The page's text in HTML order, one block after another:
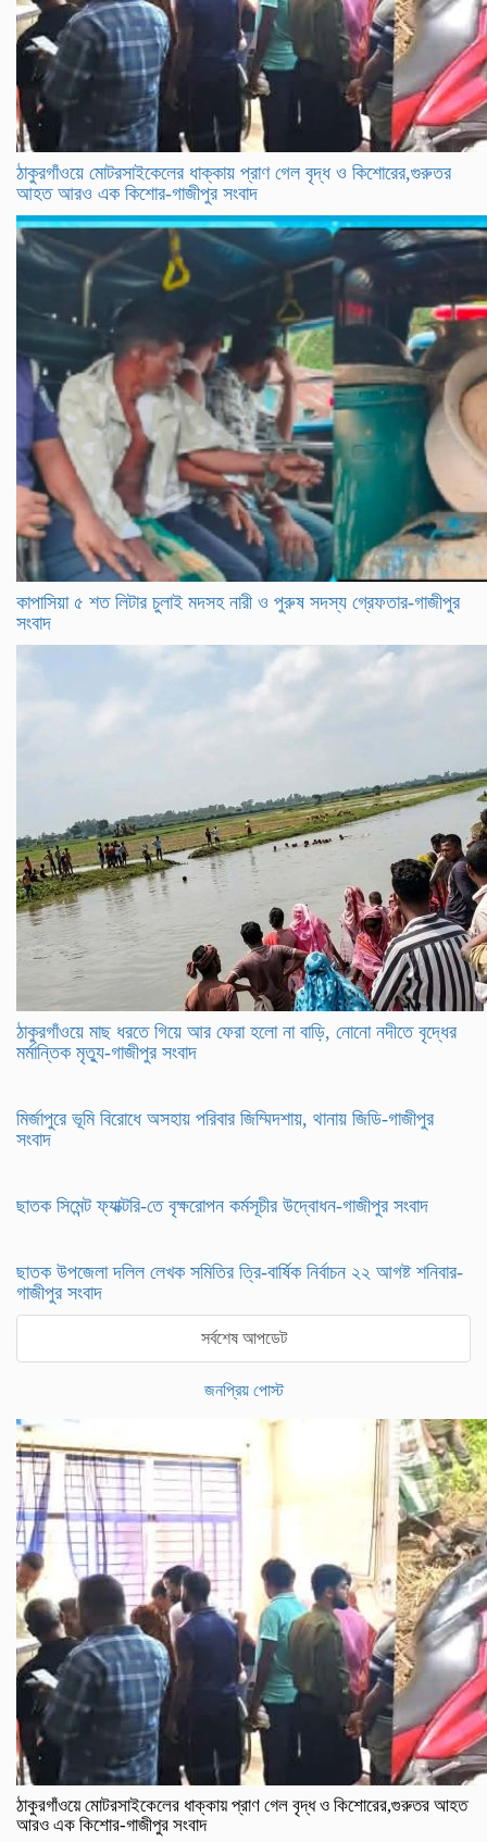
ঠাকুরগাঁওয়ে মোটরসাইকেলের ধাক্কায় প্রাণ গেল বৃদ্ধ ও কিশোরের,গুরুতর
আহত আরও এক কিশোর-গাজীপুর সংবাদ
কাপাসিয়া ৫ শত লিটার চুলাই মদসহ নারী ও পুরুষ সদস্য গ্রেফতার-গাজীপুর
সংবাদ
ঠাকুরগাঁওয়ে মাছ ধরতে গিয়ে আর ফেরা হলো না বাড়ি, নোনো নদীতে বৃদ্ধের
মর্মান্তিক মৃত্যু-গাজীপুর সংবাদ
মির্জাপুরে ভূমি বিরোধে অসহায় পরিবার জিম্মিদশায়, থানায় জিডি-গাজীপুর
সংবাদ
ছাতক সিমেন্ট ফ্যাক্টরি-তে বৃক্ষরোপন কর্মসূচীর উদ্বোধন-গাজীপুর সংবাদ
ছাতক উপজেলা দলিল লেখক সমিতির ত্রি-বার্ষিক নির্বাচন ২২ আগষ্ট শনিবার-
গাজীপুর সংবাদ
সর্বশেষ আপডেট
জনপ্রিয় পোস্ট
ঠাকুরগাঁওয়ে মোটরসাইকেলের ধাক্কায় প্রাণ গেল বৃদ্ধ ও কিশোরের,গুরুতর আহত
আরও এক কিশোর-গাজীপুর সংবাদ